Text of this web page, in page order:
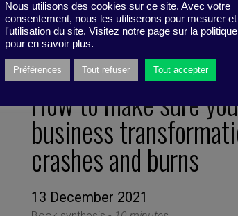
How to make sure
business
crashes and burns
13 December 2021
Nous utilisons des cookies sur ce site. Avec votre
consentement, nous les utiliserons pour mesurer
l'utilisation du site. Visitez notre page sur la
pour en savoir plus.
Préférences Tout refuser Tout accepter